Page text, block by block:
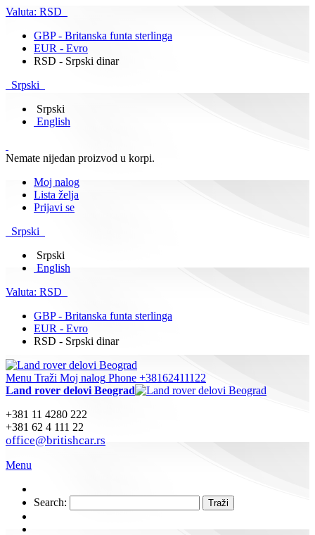
Valuta: RSD
GBP - Britanska funta sterlinga
EUR - Evro
RSD - Srpski dinar
Srpski
Srpski
English
Nemate nijedan proizvod u korpi.
Moj nalog
Lista želja
Prijavi se
Srpski
Srpski
English
Valuta: RSD
GBP - Britanska funta sterlinga
EUR - Evro
RSD - Srpski dinar
Menu Traži Moj nalog Phone +38162411122
Land rover delovi Beograd
+381 11 4280 222
+381 62 4 111 22
office@britishcar.rs
Menu
Search: Traži